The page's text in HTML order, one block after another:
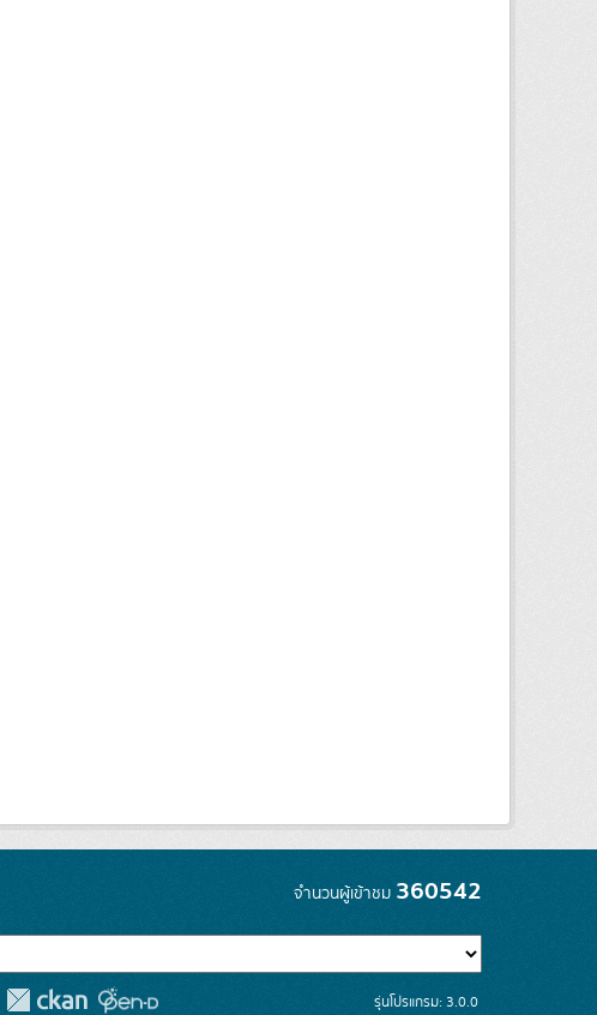
จำนวนผู้เข้าชม 360542
รุ่นโปรแกรม: 3.0.0